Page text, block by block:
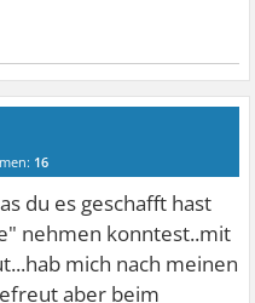
16
du es geschafft hast
nehmen konntest..mit
mich nach meinen
aber beim